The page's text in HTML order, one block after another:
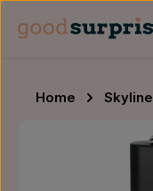
Zum Hauptinhalt
Home